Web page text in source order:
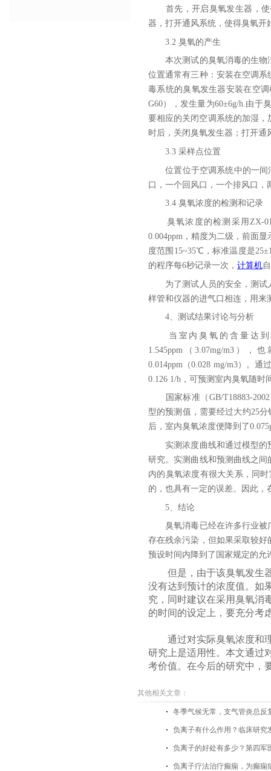
首先，开启臭氧发生器，使
器，打开通风系统，使得臭氧开
3.2 臭氧的产生
本次测试的臭氧消毒的生物洁
位置通常有三种：安装在空调
毒系统的臭氧发生器安装在空
G60），发生量为60±6g/h.由于
要相应的关闭空调系统的加湿
时后，关闭臭氧发生器；打开
3.3 采样点位置
位置位于空调系统中的一间污
口，一个回风口，一个排风口，
3.4 臭氧浓度的检测和记录
臭氧浓度的检测采用ZX-01
0.004ppm，精度为二级，前面
度范围15~35℃，标准温度是
的程序每6秒记录一次， 计算机
为了测试人员的安全，测试人
样管和仪器的进气口相连，用来
4、测试结果讨论与分析
当室内臭氧的含量达到
1.545ppm（3.07mg/m3）
0.014ppm（0.028 mg/m3）。
0.126 1/h，可预测室内臭氧随
国家标准（GB/T18883-2002
型的预测值，需要经过大约25
后，室内臭氧浓度便降到了
实测浓度曲线和通过模型的预
研究。实测曲线和预测曲线之
内的臭氧浓度有很大关系，同
的，也具有一定的误差。因此
5、结论
臭氧消毒已经在许多行业被广
存在残余污染，但如果采取较
预设时间内降到了国家规定的允
但是，由于该臭氧发生器
没有达到预计的浓度值。如
究，同时建议在采用臭氧消
的时间的设定上，要充分考
通过对实际臭氧浓度和理
研究上是适用性。本文通过
考价值。在今后的研究中，
其他相关文章：
冬季气候无常，支气管炎总反
负离子有什么作用？临床研究
负离子的好处有多少？第四军
负离子疗法治疗癫痫，为癫痫